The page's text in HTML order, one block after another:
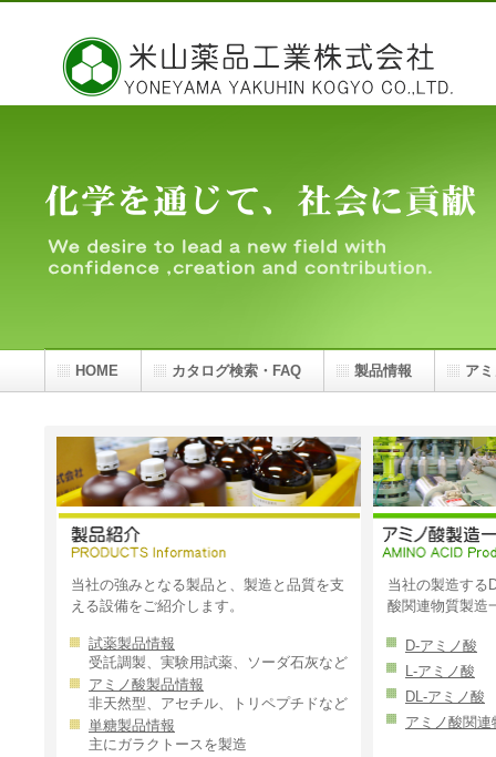
当社の強みとなる製品と、製造と品質を支
える設備をご紹介します。
試薬製品情報
受託調製、実験用試薬、ソーダ石灰など
アミノ酸製品情報
非天然型、アセチル、トリペプチドなど
単糖製品情報
主にガラクトースを製造
当社の製造する
酸関連物質製造
D-アミノ酸
L-アミノ酸
DL-アミノ酸
アミノ酸関連
HOME カタログ検索・FAQ 製品情報 ア